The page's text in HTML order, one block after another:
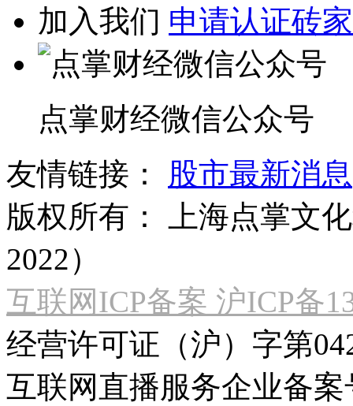
加入我们 申请认证砖家
点掌财经微信公众号
友情链接：
股市最新消息
版权所有：
上海点掌文
2022）
互联网ICP备案 沪ICP备
经营许可证（沪）字第
互联网直播服务企业备案